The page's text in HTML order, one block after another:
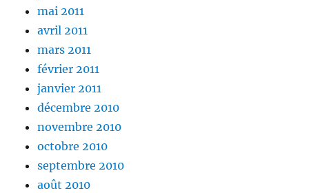
mai 2011
avril 2011
mars 2011
février 2011
janvier 2011
décembre 2010
novembre 2010
octobre 2010
septembre 2010
août 2010